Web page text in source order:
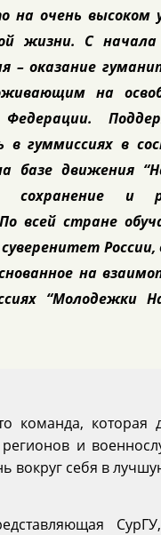
на очень
жизни. С начала
– оказание
на
Федерации.
в гуммиссиях в
базе движения
сохранение и
всей стране
России,
на
“Молодежки
команда, которая
и
вокруг себя в